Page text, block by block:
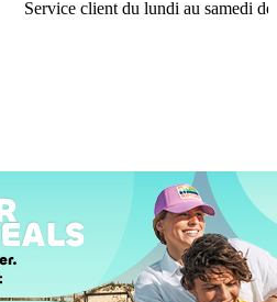
client du lundi au samedi de 9h00 à